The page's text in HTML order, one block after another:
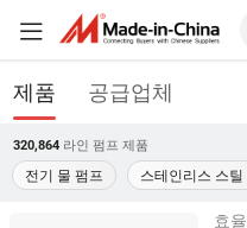
제품 공급업체
320,864 라인 펌프 제품
전기 물 펌프 스테인리스 스틸
효